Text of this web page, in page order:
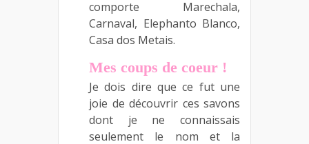
comporte Marechala,
Carnaval, Elephanto Blanco,
Casa dos Metais.
Mes coups de coeur !
Je dois dire que ce fut une
joie de découvrir ces savons
dont je ne connaissais
seulement le nom et la